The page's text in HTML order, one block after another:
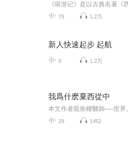
79 1.2万
新人快速起步 起航
5 1.2万
我爲什麽棄西從中
29 1452